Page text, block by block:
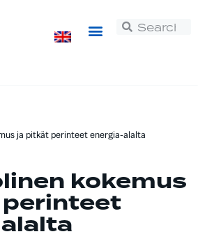
ja pitkät perinteet energia-alalta
kokemus